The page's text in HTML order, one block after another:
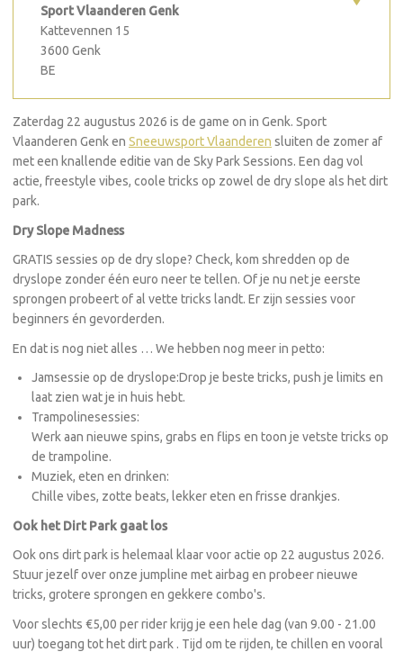
Sport Vlaanderen Genk
Kattevennen 15
3600 Genk
BE
Zaterdag 22 augustus 2026 is de game on in Genk. Sport
Vlaanderen Genk en Sneeuwsport Vlaanderen sluiten de zomer af
met een knallende editie van de Sky Park Sessions. Een dag vol
actie, freestyle vibes, coole tricks op zowel de dry slope als het dirt
park.
Dry Slope Madness
GRATIS sessies op de dry slope? Check, kom shredden op de
dryslope zonder één euro neer te tellen. Of je nu net je eerste
sprongen probeert of al vette tricks landt. Er zijn sessies voor
beginners én gevorderden.
En dat is nog niet alles … We hebben nog meer in petto:
Jamsessie op de dryslope:Drop je beste tricks, push je limits en
laat zien wat je in huis hebt.
Trampolinesessies:
Werk aan nieuwe spins, grabs en flips en toon je vetste tricks op
de trampoline.
Muziek, eten en drinken:
Chille vibes, zotte beats, lekker eten en frisse drankjes.
Ook het Dirt Park gaat los
Ook ons dirt park is helemaal klaar voor actie op 22 augustus 2026.
Stuur jezelf over onze jumpline met airbag en probeer nieuwe
tricks, grotere sprongen en gekkere combo's.
Voor slechts €5,00 per rider krijg je een hele dag (van 9.00 - 21.00
uur) toegang tot het dirt park . Tijd om te rijden, te chillen en vooral